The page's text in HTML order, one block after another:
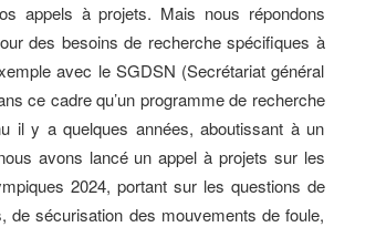
appels à projets. Mais nous répondons
des besoins de recherche spécifiques à
avec le SGDSN (Secrétariat général
ce cadre qu’un programme de recherche
il y a quelques années, aboutissant à un
avons lancé un appel à projets sur les
2024, portant sur les questions de
de sécurisation des mouvements de foule,